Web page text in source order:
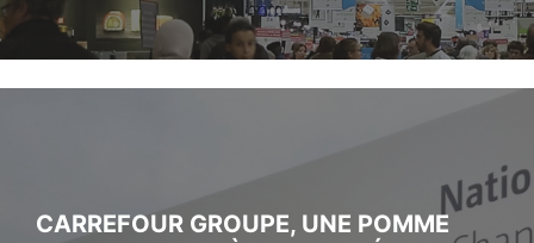
CARREFOUR GROUPE, UNE POMME